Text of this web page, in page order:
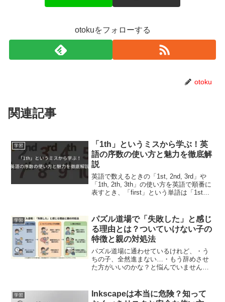
otokuをフォローする
otoku
関連記事
学習
「1th」というミスから学ぶ！英
語の序数の使い方と魅力を徹底解
説
英語で数えるときの「1st, 2nd, 3rd」や
「1th, 2th, 3th」の使い方を英語で順番に
表すとき、「first」という単語は「1st」
ことが一般的です。しか...
学習
パズル道場で「失敗した」と感じ
る理由とは？ついていけない子の
特徴と親の対処法
パズル道場に通わせているけれど、・う
ちの子、全然進まない…・もう辞めさせ
た方がいいのかな？と悩んでいません
に、合う・合わないがはっきりと分かれ
るのも事実です。この記事で...
学習
Inkscapeは本当に危険？知って